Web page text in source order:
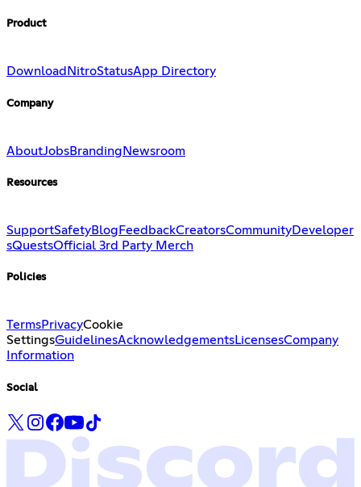
Product
Download NitroStatusApp Directory
Company
AboutJobsBranding Newsroom
Resources
SupportSafetyBlog FeedbackCreatorsCommunityDeveloper
sQuestsOfficial 3rd Party Merch
Policies
TermsPrivacyCookie
SettingsGuidelinesAcknowledgementsLicensesCompany
Information
Social